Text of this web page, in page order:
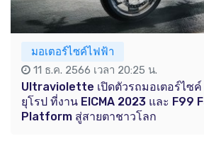
มอเตอร์ไซค์ไฟฟ้า
11 ธ.ค. 2566 เวลา 20:25 น.
Ultraviolette เปิดตัวรถมอเตอร์ไซ
ยุโรป ที่งาน EICMA 2023 และ F99
Platform สู่สายตาชาวโลก